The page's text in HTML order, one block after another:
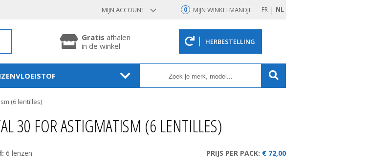
MIJN ACCOUNT
INLOGGEN BESTAANDE KLANT
wachtwoord
Wachtwoord vergeten?
BEVESTIGEN
0 MIJN WINKELMANDJE FR | NL
Gratis afhalen
in de winkel
HERBESTELLING
(6 lentilles)
30 FOR ASTIGMATISM (6 LENTILLES)
6 lenzen PRIJS PER PACK: € 72,00